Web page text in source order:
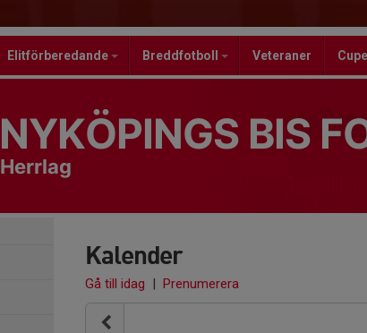
Elitförberedande Breddfotboll Veteraner
NYKÖPINGS BIS
Herrlag
Kalender
Gå till idag | Prenumerera